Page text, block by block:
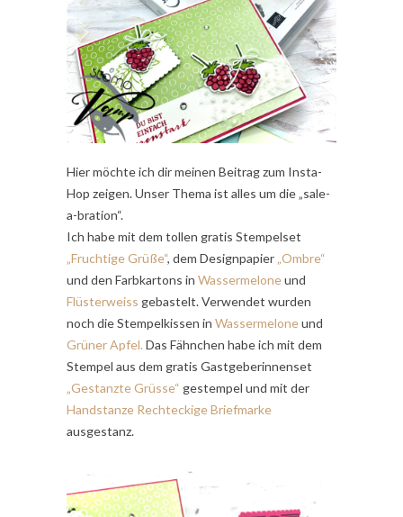
Hier möchte ich dir meinen Beitrag zum Insta-
Hop zeigen. Unser Thema ist alles um die „sale-
a-bration“.
Ich habe mit dem tollen gratis Stempelset
„Fruchtige Grüße“, dem Designpapier „Ombre“
und den Farbkartons in Wassermeloneund
Flüsterweiss gebastelt. Verwendet wurden
noch die Stempelkissen in Wassermeloneund
Grüner Apfel. Das Fähnchen habe ich mit dem
Stempel aus dem gratis Gastgeberinnenset
„Gestanzte Grüsse“ gestempel und mit der
Handstanze Rechteckige Briefmarke
ausgestanz.